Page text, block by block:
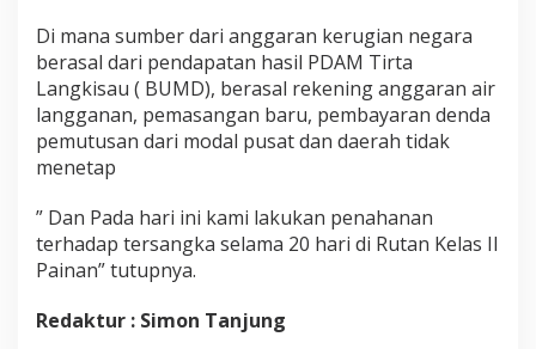
g
k
i
s
a
u
Di mana sumber dari anggaran kerugian negara
berasal dari pendapatan hasil PDAM Tirta
Langkisau ( BUMD), berasal rekening anggaran air
langganan, pemasangan baru, pembayaran denda
pemutusan dari modal pusat dan daerah tidak
menetap
” Dan Pada hari ini kami lakukan penahanan
terhadap tersangka selama 20 hari di Rutan Kelas II
Painan” tutupnya.
Redaktur : Simon Tanjung